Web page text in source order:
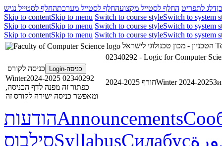
דלג לתפריט החלף לסטייל מקצועהחלף לסטייל מערכתהחלף לסטייל נגיש
Skip to contentSkip to menu Switch to course styleSwitch to system
Skip to contentSkip to menu Switch to course styleSwitch to system
Skip to contentSkip to menu Switch to course styleSwitch to system
02340292 - Logic for Computer
כניסה-Login
כניסה לקורס
02340292 Winter2024-2025
כפתור זה מפנה לדף הכניסה,
ומאפשר כניסה ישירה לקורס זה
חורף 2024-2025Winter 2024-2025
הודעותAnnouncements
סילבוסSyllabusСилабус